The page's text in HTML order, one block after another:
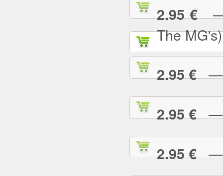
2.95 €—
The MG's)
2.95 €—
2.95 €—
2.95 €—